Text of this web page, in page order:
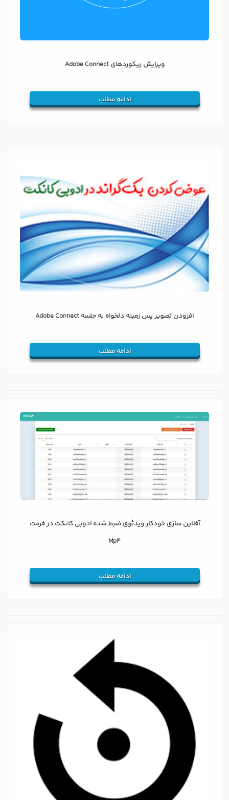
ویرایش ریکوردهای Adobe Connect
ادامه مطلب
افزودن تصویر پس زمینه دلخواه به جلسه Adobe Connect
ادامه مطلب
آفلاین سازی خودکار ویدئوی ضبط شده ادوبی کانکت در فرمت
Mp4
ادامه مطلب